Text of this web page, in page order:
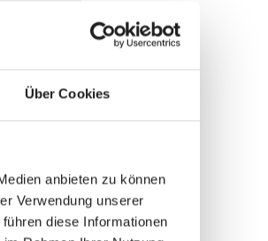
Über Cookies
anbieten zu können
Verwendung unserer
diese Informationen